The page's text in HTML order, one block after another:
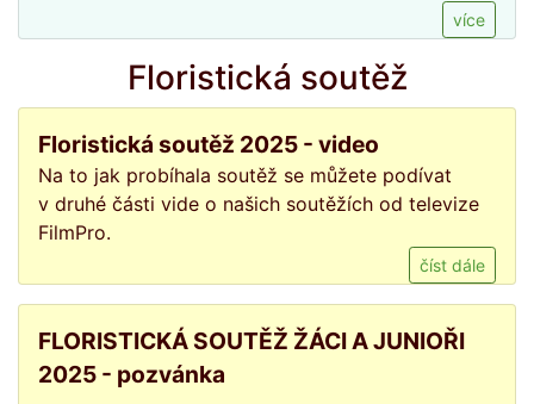
více
Floristická soutěž
Floristická soutěž 2025 - video
Na to jak probíhala soutěž se můžete podívat
v druhé části vide o našich soutěžích od televize
FilmPro.
číst dále
FLORISTICKÁ SOUTĚŽ ŽÁCI A JUNIOŘI
2025 - pozvánka